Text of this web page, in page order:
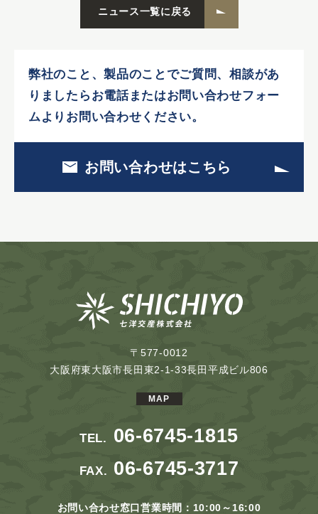
ニュース一覧に戻る
弊社のこと、製品のことでご質問、相談があ
りましたらお電話またはお問い合わせフォー
ムよりお問い合わせください。
お問い合わせはこちら
〒577-0012
大阪府東大阪市長田東2-1-33長田平成ビル806
MAP
TEL. 06-6745-1815
FAX. 06-6745-3717
お問い合わせ窓口営業時間：10:00～16:00